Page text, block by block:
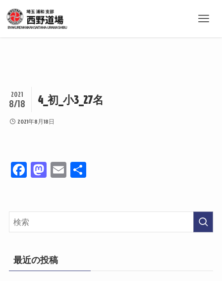
4_初_小3_27名
2021
8/18
2021年8月18日
Fa
ce
ok
M
as
do
n
E
m
共
最近の投稿